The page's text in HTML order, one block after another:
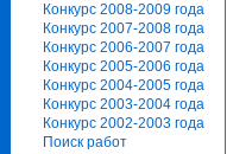
Конкурс 2008-2009 года
Конкурс 2007-2008 года
Конкурс 2006-2007 года
Конкурс 2005-2006 года
Конкурс 2004-2005 года
Конкурс 2003-2004 года
Конкурс 2002-2003 года
Поиск работ